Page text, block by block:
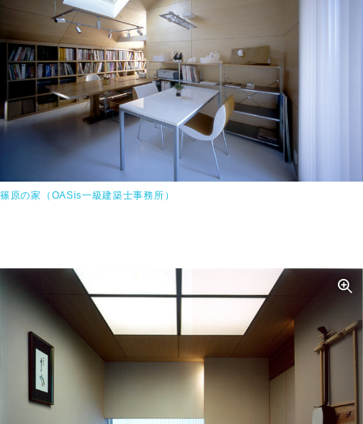
篠原の家（OASis一級建築士事務所）